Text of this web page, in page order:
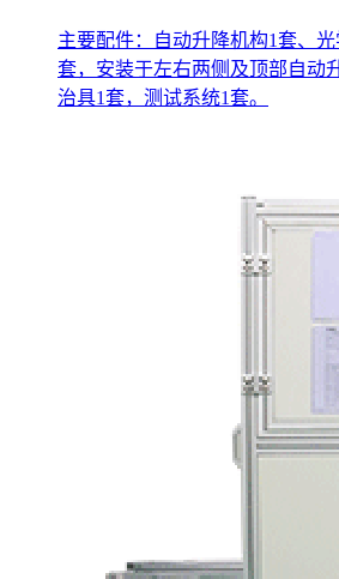
主要配件：自动升降机构1套、
套，安装于左右两侧及顶部自动
治具1套，测试系统1套。